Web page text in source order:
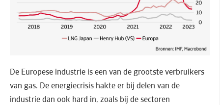
De Europese industrie is een van de grootste verbruikers
van gas. De energiecrisis hakte er bij delen van de
industrie dan ook hard in, zoals bij de sectoren